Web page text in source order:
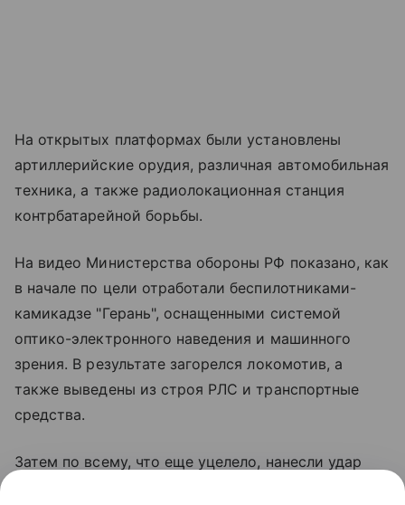
На открытых платформах были установлены
артиллерийские орудия, различная автомобильная
техника, а также радиолокационная станция
контрбатарейной борьбы.
На видео Министерства обороны РФ показано, как
в начале по цели отработали беспилотниками-
камикадзе "Герань", оснащенными системой
оптико-электронного наведения и машинного
зрения. В результате загорелся локомотив, а
также выведены из строя РЛС и транспортные
средства.
Затем по всему, что еще уцелело, нанесли удар